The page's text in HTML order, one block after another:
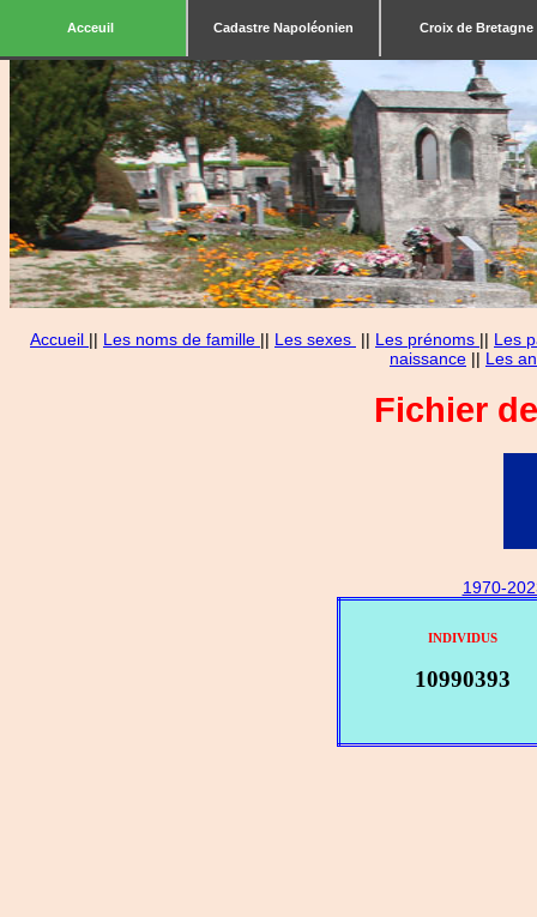
Acceuil Cadastre Napoléonien Croix de Bretagne
Accueil || Les noms de famille || Les sexes || Les prénoms || Les
naissance || Les
Fichier
1970-
INDIVIDUS
10990393